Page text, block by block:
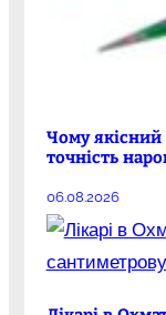
Чому якісний
точність
06.08.2026